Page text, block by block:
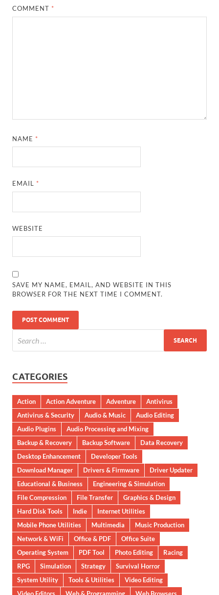
COMMENT *
NAME *
EMAIL *
WEBSITE
SAVE MY NAME, EMAIL, AND WEBSITE IN THIS
BROWSER FOR THE NEXT TIME I COMMENT.
CATEGORIES
Action Action Adventure Adventure
Antivirus
Antivirus & Security
Audio & Music
Audio Editing
Audio Plugins
Audio Processing and Mixing
Backup & Recovery
Backup Software
Data Recovery
Desktop Enhancement
Developer Tools
Download Manager
Drivers & Firmware
Driver Updater
Educational & Business
Engineering & Simulation
File Compression
File Transfer
Graphics & Design
Hard Disk Tools
Indie
Internet Utilities
Mobile Phone Utilities
Multimedia
Music Production
Network & WiFi
Office & PDF
Office Suite
Operating System
PDF Tool Photo Editing
Racing
RPG
Simulation Strategy
Survival Horror
System Utility
Tools & Utilities
Video Editing